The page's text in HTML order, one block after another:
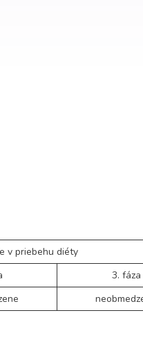
v priebehu diéty
3. fáza